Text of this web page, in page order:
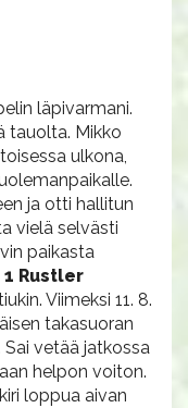
läpivarmani.
tauolta. Mikko
ulkona,
ja otti hallitun
vielä selvästi
paikasta
1 Rustler
Viimeksi 11. 8.
takasuoran
vetää jatkossa
helpon voiton.
loppua aivan